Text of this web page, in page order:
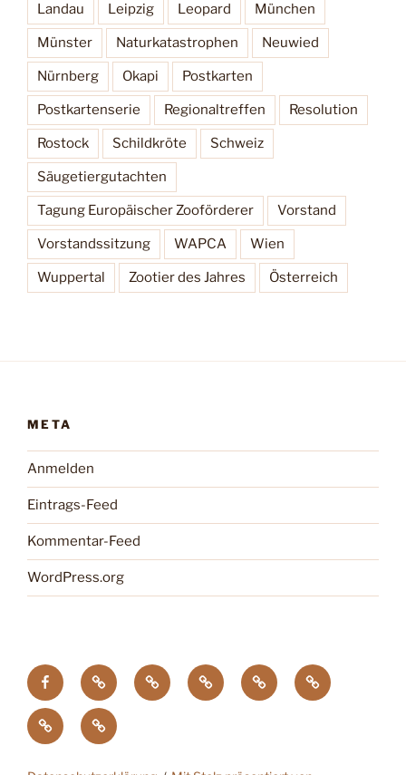
Landau Leipzig Leopard München
Münster Naturkatastrophen Neuwied
Nürnberg Okapi Postkarten
Postkartenserie Regionaltreffen Resolution
Rostock Schildkröte Schweiz
Säugetiergutachten
Tagung Europäischer Zooförderer Vorstand
Vorstandssitzung WAPCA Wien
Wuppertal Zootier des Jahres Österreich
META
Anmelden
Eintrags-Feed
Kommentar-Feed
WordPress.org
facebook
GdZ
Tagung
Chemnitz
Zootier
des
Verband
der
DTG
Zoopresseschau
Stiftung
Artenschutz